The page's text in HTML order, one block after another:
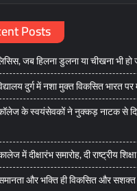
Posts
जब हिलना डुलना या चीखना भी हो
दुर्ग में नशा मुक्त विकसित भारत पर
के स्वयंसेवकों ने नुक्कड़ नाटक से
में दीक्षारंभ समारोह, दी राष्ट्रीय
और भक्ति ही विकसित और सशक्त